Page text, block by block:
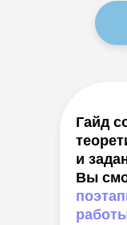
Гайд
и
Вы